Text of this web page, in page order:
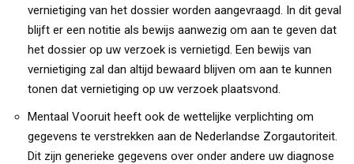
vernietiging van het dossier worden aangevraagd. In dit geval
blijft er een notitie als bewijs aanwezig om aan te geven dat
het dossier op uw verzoek is vernietigd. Een bewijs van
vernietiging zal dan altijd bewaard blijven om aan te kunnen
tonen dat vernietiging op uw verzoek plaatsvond.
Mentaal Vooruit heeft ook de wettelijke verplichting om
gegevens te verstrekken aan de Nederlandse Zorgautoriteit.
Dit zijn generieke gegevens over onder andere uw diagnose